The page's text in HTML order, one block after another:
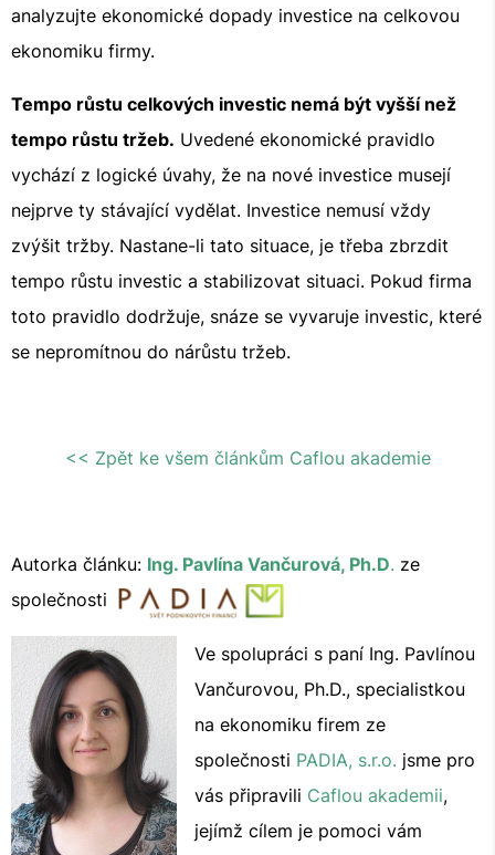
analyzujte ekonomické dopady investice na celkovou
ekonomiku firmy.
Tempo růstu celkových investic nemá být vyšší než
tempo růstu tržeb. Uvedené ekonomické pravidlo
vychází z logické úvahy, že na nové investice musejí
nejprve ty stávající vydělat. Investice nemusí vždy
zvýšit tržby. Nastane-li tato situace, je třeba zbrzdit
tempo růstu investic a stabilizovat situaci. Pokud firma
toto pravidlo dodržuje, snáze se vyvaruje investic, které
se nepromítnou do nárůstu tržeb.
<< Zpět ke všem článkům Caflou akademie
Autorka článku: Ing. Pavlína Vančurová, Ph.D. ze
společnosti
Ve spolupráci s paní Ing. Pavlínou
Vančurovou, Ph.D., specialistkou
na ekonomiku firem ze
společnosti PADIA, s.r.o. jsme pro
vás připravili Caflou akademii,
jejímž cílem je pomoci vám